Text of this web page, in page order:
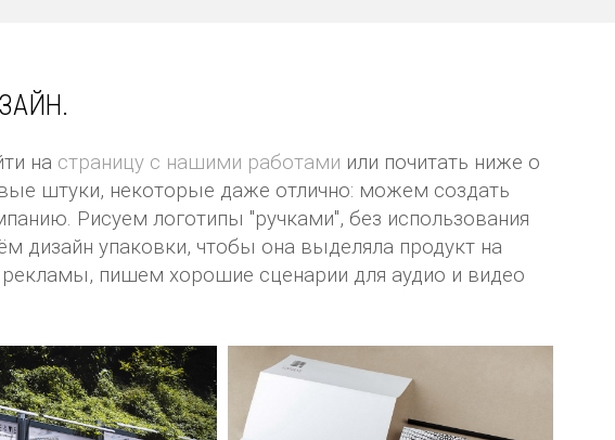
на страницу с нашими работами или почитать ниже о
штуки, некоторые даже отлично: можем создать
Рисуем логотипы "ручками", без использования
дизайн упаковки, чтобы она выделяла продукт на
пишем хорошие сценарии для аудио и видео